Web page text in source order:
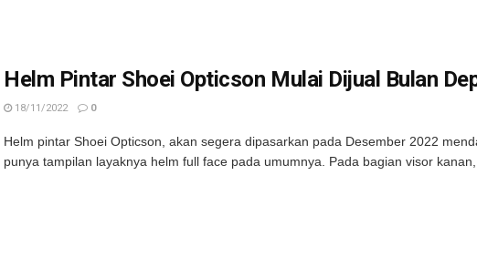
Helm Pintar Shoei Opticson Mulai Dijual Bulan
18/11/2022 0
Helm pintar Shoei Opticson, akan segera dipasarkan pada Desember 2022
punya tampilan layaknya helm full face pada umumnya. Pada bagian visor kanan,